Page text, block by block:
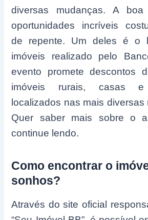
diversas mudanças. A
oportunidades incríveis
de repente. Um deles é o
imóveis realizado pelo
evento promete descontos
imóveis rurais, casas e
localizados nas mais diversas
Quer saber mais sobre o
continue lendo.
Como encontrar o
sonhos?
Através do site oficial